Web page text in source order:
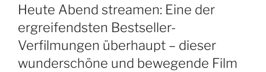
Heute Abend streamen: Eine der
ergreifendsten Bestseller-
Verfilmungen überhaupt – dieser
wunderschöne und bewegende Film